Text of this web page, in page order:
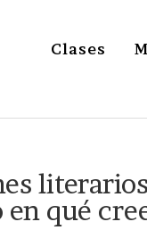
Clases
en qué